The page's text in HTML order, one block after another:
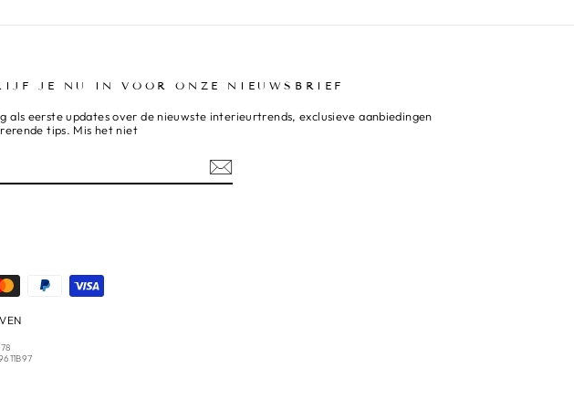
JE NU IN VOOR ONZE NIEUWSBRIEF
als eerste updates over de nieuwste interieurtrends, exclusieve aanbiedingen
tips. Mis het niet